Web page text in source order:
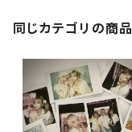
同じカテゴリの商品